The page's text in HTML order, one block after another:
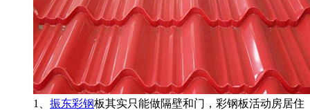
1、 振东彩钢板其实只能做隔壁和门，彩钢板活动房居住